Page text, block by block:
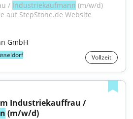
/ Industriekaufmann (m/w/d)
auf StepStone.de Website
GmbH
Vollzeit
(m/w/d)